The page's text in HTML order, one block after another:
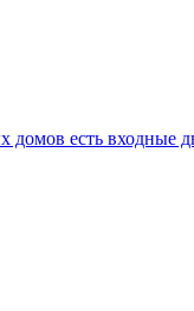
домов есть входные